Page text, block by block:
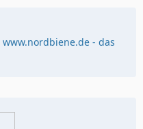
www.nordbiene.de - das